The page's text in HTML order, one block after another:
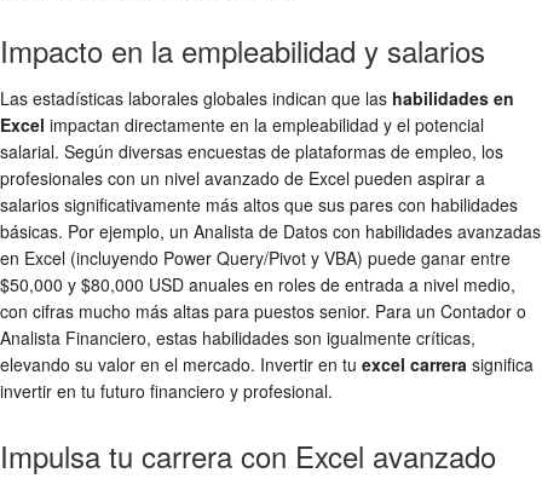
Impacto en la empleabilidad y salarios
Las estadísticas laborales globales indican que las habilidades en
Excel impactan directamente en la empleabilidad y el potencial
salarial. Según diversas encuestas de plataformas de empleo, los
profesionales con un nivel avanzado de Excel pueden aspirar a
salarios significativamente más altos que sus pares con habilidades
básicas. Por ejemplo, un Analista de Datos con habilidades avanzadas
en Excel (incluyendo Power Query/Pivot y VBA) puede ganar entre
$50,000 y $80,000 USD anuales en roles de entrada a nivel medio,
con cifras mucho más altas para puestos senior. Para un Contador o
Analista Financiero, estas habilidades son igualmente críticas,
elevando su valor en el mercado. Invertir en tu excel carrera significa
invertir en tu futuro financiero y profesional.
Impulsa tu carrera con Excel avanzado